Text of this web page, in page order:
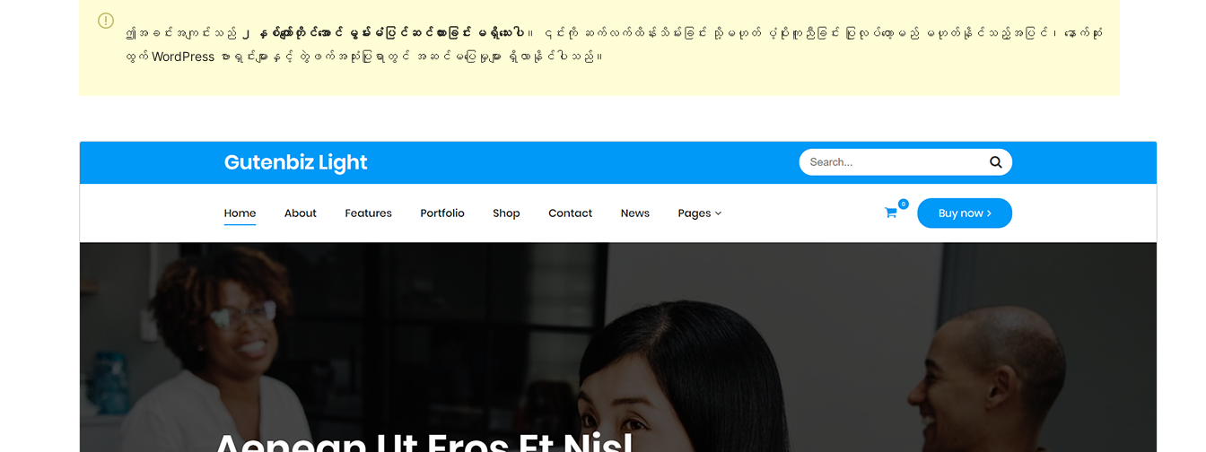
ဤအခင်းအကျင်းသည် ၂ နှစ်ကျော်တိုင်အောင် မွမ်းမံပြင်ဆင်ထားခြင်း မရှိသေးပါ။ ၎င်းကို ဆက်လက်ထိန်းသိမ်းခြင်း သို့မဟုတ် ပံ့ပိုးကူညီခြင်း ပြုလုပ်တော့မည် မဟုတ်နိုင်သည့်အပြင်၊ နောက်ဆုံး
ထွက် WordPress ဗားရှင်းများနှင့် တွဲဖက်အသုံးပြုရာတွင် အဆင်မပြေမှုများ ရှိလာနိုင်ပါသည်။
အစမ်းကြည့်ရှုရန်ရယူရန်
ဤအရာသည်Gutenbiz၏ အခင်းအကျင်းခွဲ
(Child Theme) ဖြစ်ပါသည်။
နောက်ဆုံး မွမ်းမံခဲ့သည့် အချိန်
မတ် 10, 2022
အခင်းအကျင်း၏ ပင်မစာမျက်နှာ